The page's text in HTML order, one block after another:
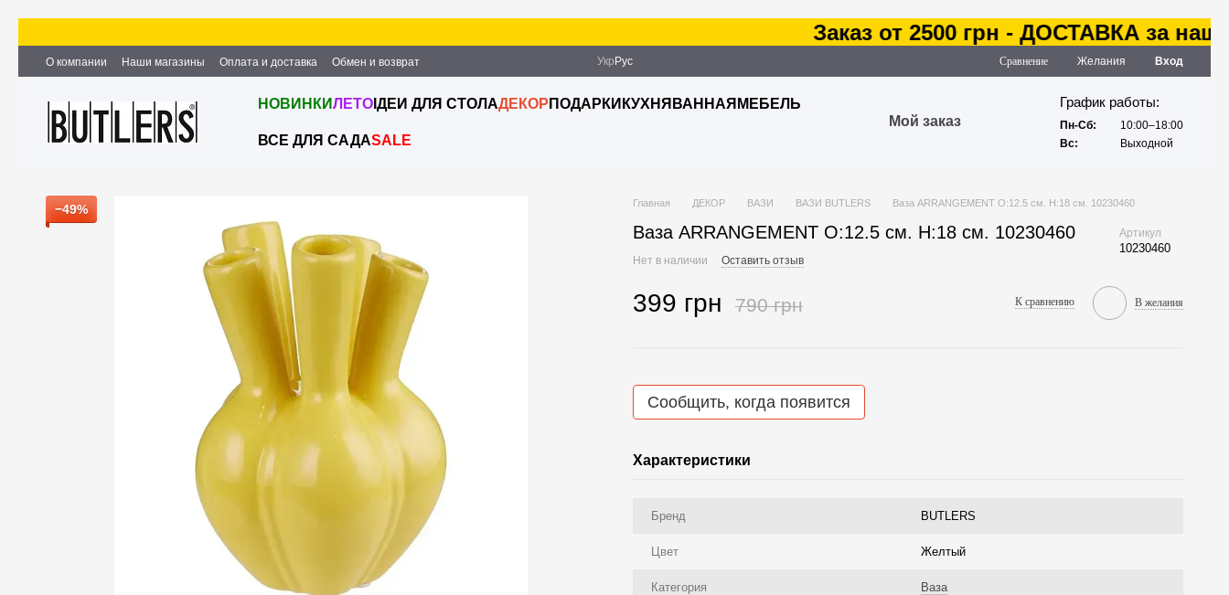
Заказ от 2500 грн - ДОСТАВКА за наш
О компании Наши магазины Оплата и доставка
Обмен и возврат
Партнёрство и сотрудничество
Вакансии Контактная информация
Укр Рус Сравнение Желания Вход
НОВИНКИЛЕТО ІДЕИ ДЛЯ СТОЛАДЕКОР ПОДАРКИ КУХНЯ ВАННАЯ МЕБЕЛЬ
ВСЕ ДЛЯ САДАSALE
Мой заказ
График работы:
Пн-Сб:
10:00–18:00
Вс:
Выходной
−49% Главная ДЕКОР ВАЗИ ВАЗИ BUTLERS Ваза ARRANGEMENT O:12.5 см. H:18 см. 10230460
Ваза ARRANGEMENT O:12.5 см. H:18 см. 10230460 Артикул
10230460
Нет в наличии Оставить отзыв
399 грн 790 грн К сравнению В желания
Сообщить, когда появится
Характеристики
Бренд BUTLERS
Цвет Желтый
Категория Ваза